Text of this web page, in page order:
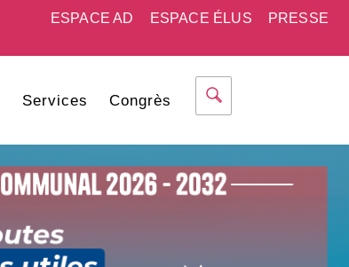
PRESSE
ESPACE ÉLUS
ESPACE AD
Services Congrès